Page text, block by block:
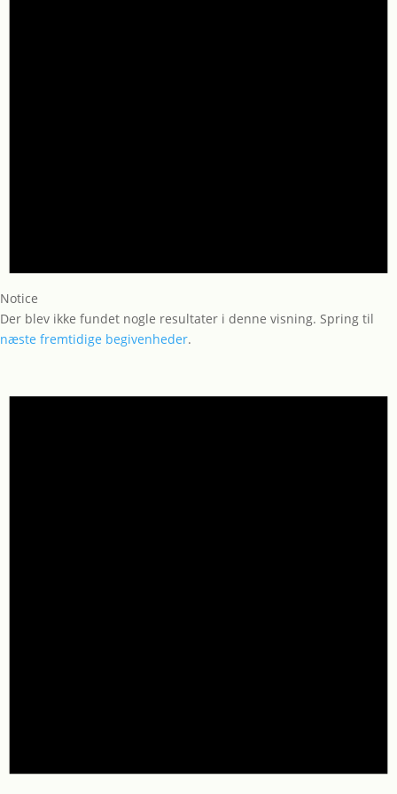
Notice
Der blev ikke fundet nogle resultater i denne visning. Spring til
næste fremtidige begivenheder.